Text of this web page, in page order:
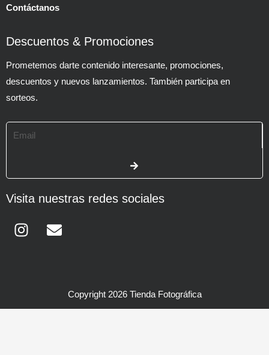
Contáctanos
Descuentos & Promociones
Prometemos darte contenido interesante, promociones,
descuentos y nuevos lanzamientos. También participa en
sorteos.
Visita nuestras redes sociales
InstagramEnvelope
Copyright 2026 Tienda Fotográfica